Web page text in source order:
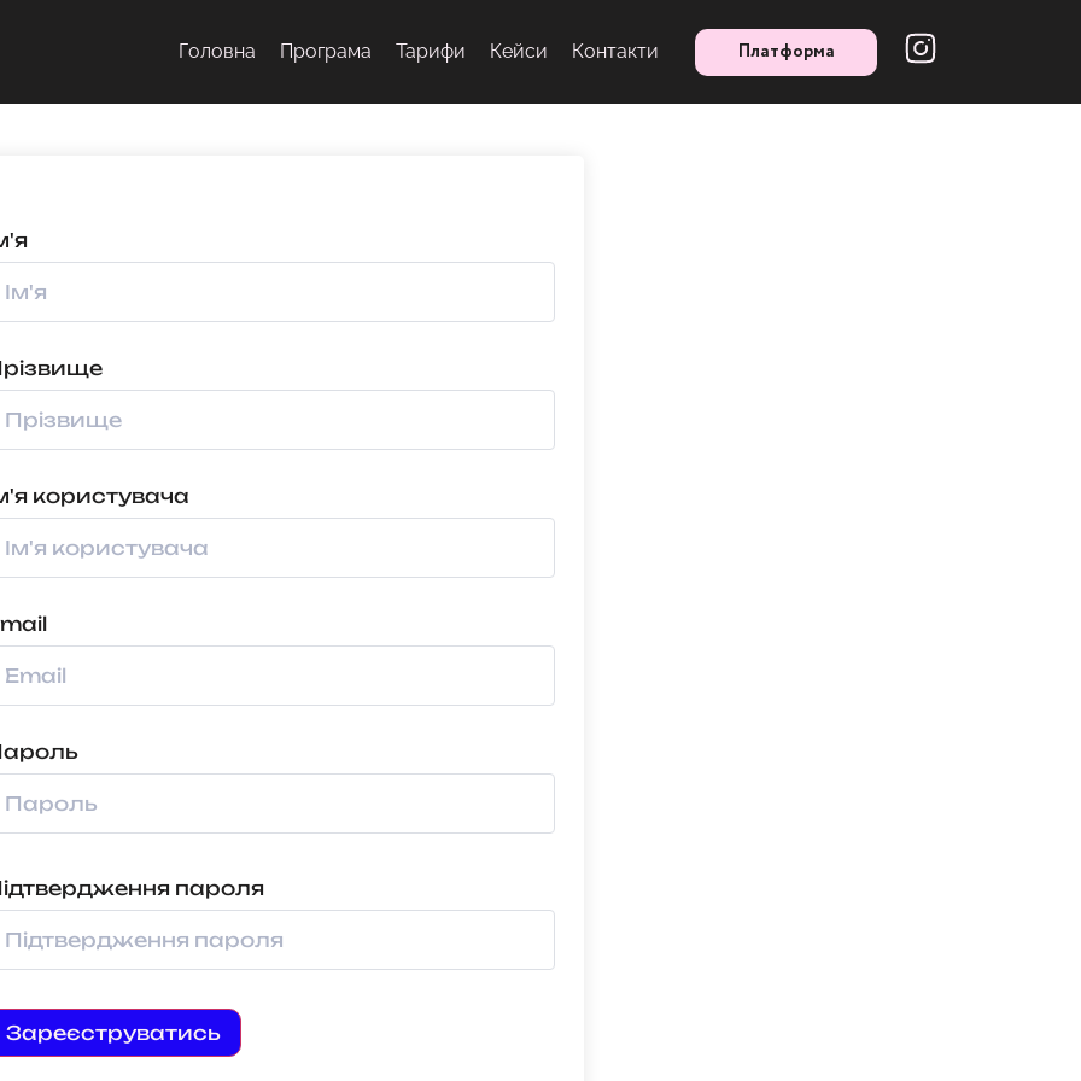
Головна Програма Тарифи Кейси Контакти Платформа
користувача
пароля
Зареєструватись